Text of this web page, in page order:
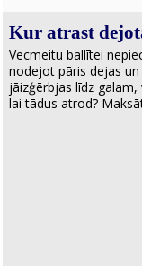
Kur atrast
Vecmeitu ballītei
nodejot pāris dejas
jāizģērbjas līdz
lai tādus atrod?